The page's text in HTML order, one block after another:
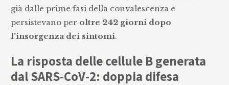
già dalle prime fasi della convalescenza e
persistevano per oltre 242 giorni dopo
l'insorgenza dei sintomi.
La risposta delle cellule B generata
dal SARS-CoV-2: doppia difesa